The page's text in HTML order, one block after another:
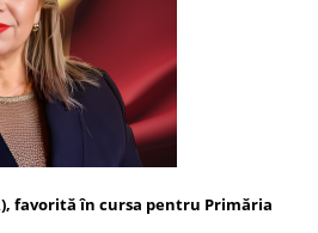
favorită în cursa pentru Primăria